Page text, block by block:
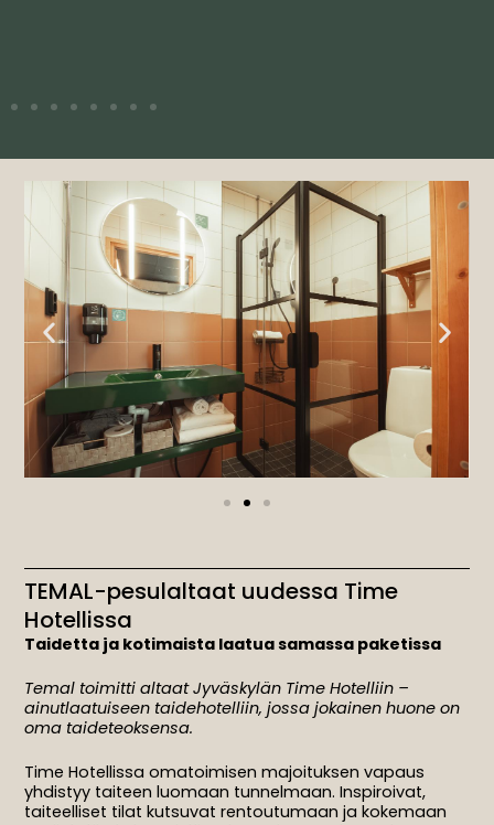
TEMAL-pesulaltaat uudessa Time
Hotellissa
Taidetta ja kotimaista laatua samassa paketissa
Temal toimitti altaat Jyväskylän Time Hotelliin –
ainutlaatuiseen taidehotelliin, jossa jokainen huone on
oma taideteoksensa.
Time Hotellissa omatoimisen majoituksen vapaus
yhdistyy taiteen luomaan tunnelmaan. Inspiroivat,
taiteelliset tilat kutsuvat rentoutumaan ja kokemaan